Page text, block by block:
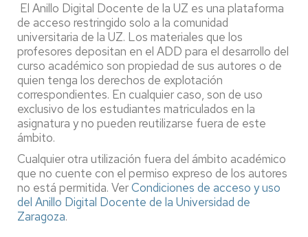
El Anillo Digital Docente de la UZ es una plataforma
de acceso restringido solo a la comunidad
universitaria de la UZ. Los materiales que los
profesores depositan en el ADD para el desarrollo del
curso académico son propiedad de sus autores o de
quien tenga los derechos de explotación
correspondientes. En cualquier caso, son de uso
exclusivo de los estudiantes matriculados en la
asignatura y no pueden reutilizarse fuera de este
ámbito.
Cualquier otra utilización fuera del ámbito académico
que no cuente con el permiso expreso de los autores
no está permitida. VerCondiciones de acceso y uso
del Anillo Digital Docente de la Universidad de
Zaragoza.